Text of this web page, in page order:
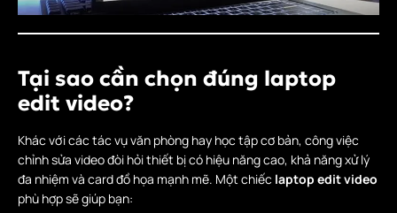
Tại sao cần chọn đúng laptop
edit video?
Khác với các tác vụ văn phòng hay học tập cơ bản, công việc
chỉnh sửa video đòi hỏi thiết bị có hiệu năng cao, khả năng xử lý
đa nhiệm và card đồ họa mạnh mẽ. Một chiếc laptop edit video
phù hợp sẽ giúp bạn: